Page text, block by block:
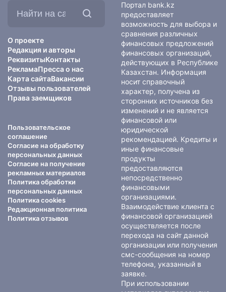
О проекте
Редакция и авторы
РеквизитыКонтакты
РекламаПресса о нас
Карта сайтаВакансии
Отзывы пользователей
Права заемщиков
Пользовательское
соглашение
Согласие на обработку
персональных данных
Согласие на получение
рекламных материалов
Политика обработки
персональных данных
Политика cookies
Редакционная политика
Политика отзывов
Портал bank.kz
предоставляет
возможность для выбора и
сравнения различных
финансовых предложений
финансовых организаций,
действующих в Республике
Казахстан. Информация
носит справочный
характер, получена из
сторонних источников без
изменений и не является
финансовой или
юридической
рекомендацией. Кредиты и
иные финансовые
продукты
предоставляются
непосредственно
финансовыми
организациями.
Взаимодействие клиента с
финансовой организацией
осуществляется после
перехода на сайт данной
организации или получения
смс-сообщения на номер
телефона, указанный в
заявке.
При использовании